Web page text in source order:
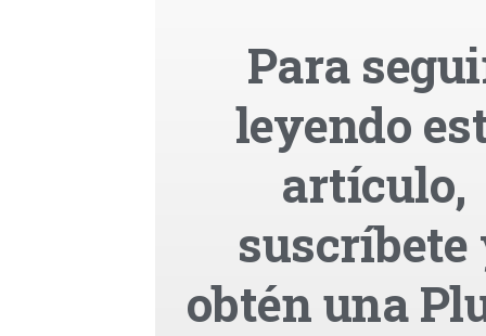
Para
leyendo
artículo,
suscríbete
obtén una